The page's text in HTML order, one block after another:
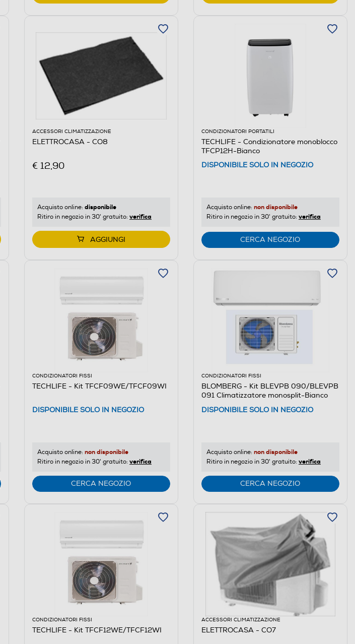
ACCESSORI CLIMATIZZAZIONE
ELETTROCASA - CO8
€ 12,90
Acquisto online: disponibile
Ritiro in negozio in 30' gratuito: verifica
AGGIUNGI
CONDIZIONATORI PORTATILI
TECHLIFE - Condizionatore monoblocco
TFCP12H-Bianco
DISPONIBILE SOLO IN NEGOZIO
Acquisto online: non disponibile
Ritiro in negozio in 30' gratuito: verifica
CERCA NEGOZIO
CONDIZIONATORI FISSI
TECHLIFE - Kit TFCF09WE/TFCF09WI
DISPONIBILE SOLO IN NEGOZIO
Acquisto online: non disponibile
Ritiro in negozio in 30' gratuito: verifica
CERCA NEGOZIO
CONDIZIONATORI FISSI
BLOMBERG - Kit BLEVPB 090/BLEVPB
091 Climatizzatore monosplit-Bianco
DISPONIBILE SOLO IN NEGOZIO
Acquisto online: non disponibile
Ritiro in negozio in 30' gratuito: verifica
CERCA NEGOZIO
CONDIZIONATORI FISSI
TECHLIFE - Kit TFCF12WE/TFCF12WI
ACCESSORI CLIMATIZZAZIONE
ELETTROCASA - CO7